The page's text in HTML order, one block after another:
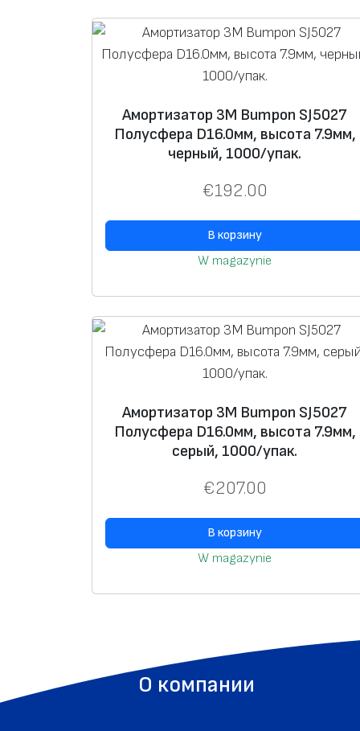
Амортизатор 3M Bumpon SJ5027
Полусфера D16.0мм, высота 7.9мм,
черный, 1000/упак.
€192.00
В корзину
W magazynie
Амортизатор 3M Bumpon SJ5027
Полусфера D16.0мм, высота 7.9мм,
серый, 1000/упак.
€207.00
В корзину
W magazynie
О компании